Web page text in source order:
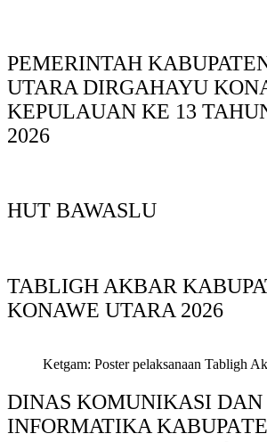
PEMERINTAH
UTARA DIRGAHAYU
KEPULAUAN KE 13
2026
HUT BAWASLU
TABLIGH AKBAR
KONAWE UTARA 2026
Ketgam: Poster pelaksanaan Tabligh
DINAS KOMUNIKASI DAN
INFORMATIKA